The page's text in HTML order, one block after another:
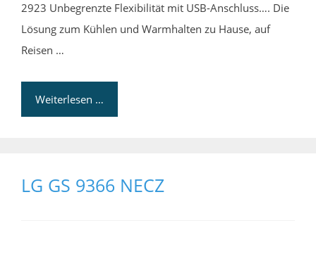
2923 Unbegrenzte Flexibilität mit USB-Anschluss…. Die
Lösung zum Kühlen und Warmhalten zu Hause, auf
Reisen …
Weiterlesen …
LG GS 9366 NECZ